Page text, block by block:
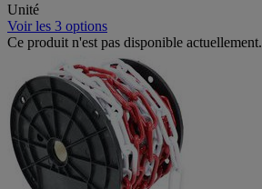
Unité
Voir les 3 options
Ce produit n'est pas disponible actuellement.